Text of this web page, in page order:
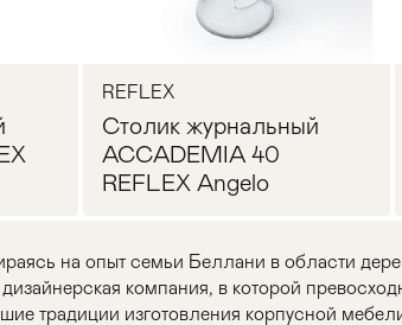
REFLEX
Столик журнальный
ACCADEMIA 40
REFLEX Angelo
на опыт семьи Беллани в области
компания, в которой
традиции изготовления корпусной